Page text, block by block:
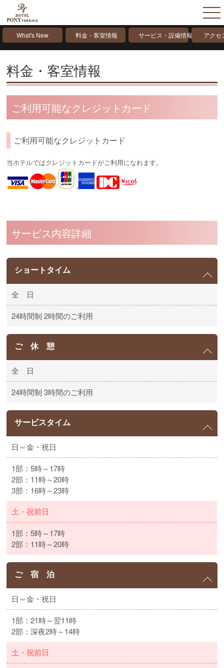
What's New 料金・客室情報 サービス・設備情報 アクセ
料金・客室情報
ご利用可能なクレジットカード
ご利用可能なクレジットカード
当ホテルではクレジットカードがご利用になれます。
サービス内容詳細
ショートタイム
全 日
24時間制 2時間のご利用
ご 休 憩
全 日
24時間制 3時間のご利用
サービスタイム
日～金・祝日
1部：5時～17時
2部：11時～20時
3部：16時～23時
土・祝前日
1部：5時～17時
2部：11時～20時
ご 宿 泊
日～金・祝日
1部：21時～翌11時
2部：深夜2時～14時
土・祝前日